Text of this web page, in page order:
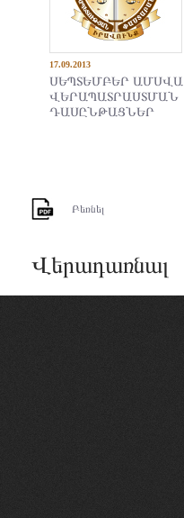
17.09.2013
ՍԵՊՏԵՄԲԵՐ ԱՄՍՎԱ
ՎԵՐԱՊԱՏՐԱՍՏՄԱՆ
ԴԱՍԸՆԹԱՑՆԵՐ
Բեռնել
Վերադառնալ